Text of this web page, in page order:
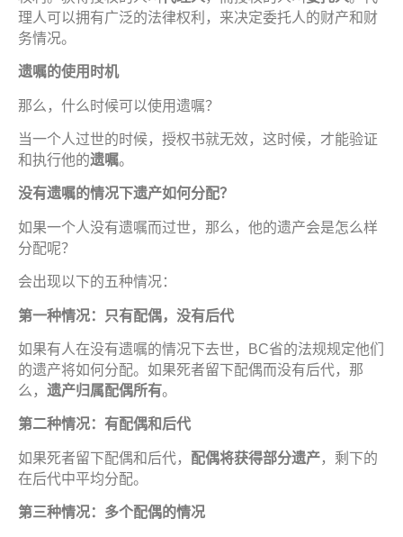
理人可以拥有广泛的法律权利，来决定委托人的财产和财
务情况。
遗嘱的使用 时机
那么，什么时候可以使用遗嘱？
当一个人过世的时候，授权书就无效，这时候，才能验证
和执行他的遗嘱。
没有遗嘱的情况下遗产如何分配？
如果一个人没有遗嘱而过世，那么，他的遗产会是怎么样
分配呢？
会出现以下的五种情况：
第一种情况：只有配偶， 没有后代
如果有人在没有遗嘱的情况下去世，BC省的法规规定他们
的遗产将如何分配。如果死者留下配偶而没有后代，那
么， 遗产归属配偶所有。
第二种情况：有配偶和后代
如果死者留下配偶和后代， 配偶将获得部分遗产，剩下的
在后代中平均分配。
第三种情况：多个配偶的情况